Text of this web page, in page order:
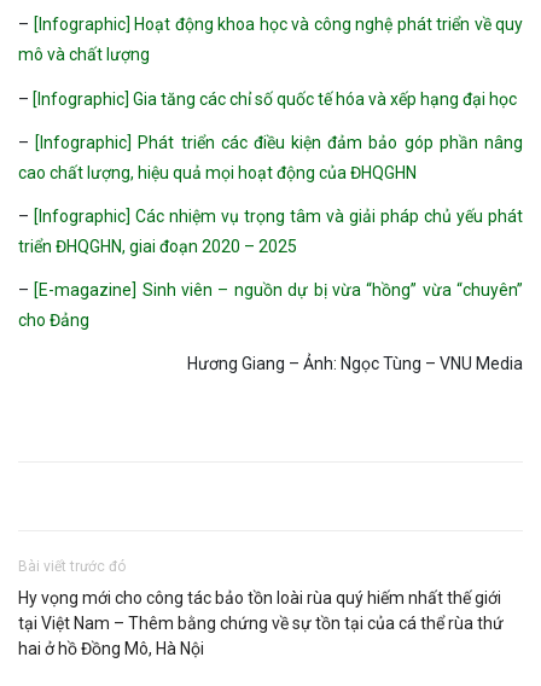
– [Infographic] Hoạt động khoa học và công nghệ phát triển về quy
mô và chất lượng
– [Infographic] Gia tăng các chỉ số quốc tế hóa và xếp hạng đại học
– [Infographic] Phát triển các điều kiện đảm bảo góp phần nâng
cao chất lượng, hiệu quả mọi hoạt động của ĐHQGHN
– [Infographic] Các nhiệm vụ trọng tâm và giải pháp chủ yếu phát
triển ĐHQGHN, giai đoạn 2020 – 2025
– [E-magazine] Sinh viên – nguồn dự bị vừa “hồng” vừa “chuyên”
cho Đảng
Hương Giang – Ảnh: Ngọc Tùng – VNU Media
Bài viết trước đó
Hy vọng mới cho công tác bảo tồn loài rùa quý hiếm nhất thế giới
tại Việt Nam – Thêm bằng chứng về sự tồn tại của cá thể rùa thứ
hai ở hồ Đồng Mô, Hà Nội